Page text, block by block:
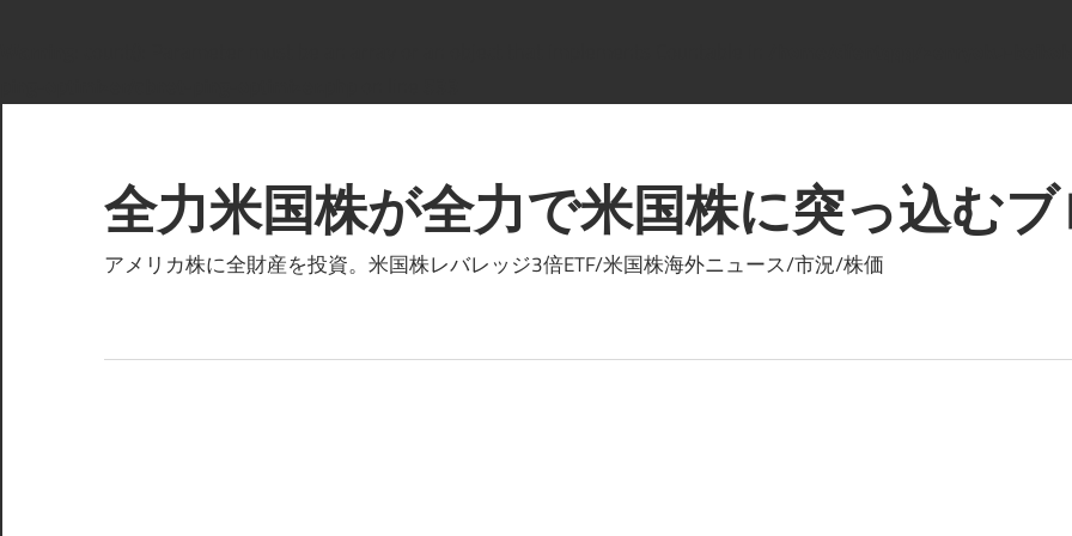
テ
ン
ツ
キ
全力米国株が全力で米国株に突っ込む
アメリカ株に全財産を投資。米国株レバレッジ3倍ETF/米国株海外ニュース/市況/株価